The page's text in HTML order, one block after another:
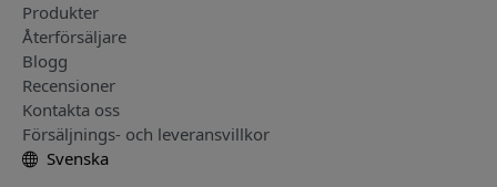
Produkter
Återförsäljare
Blogg
Recensioner
Kontakta oss
Försäljnings- och leveransvillkor
Svenska